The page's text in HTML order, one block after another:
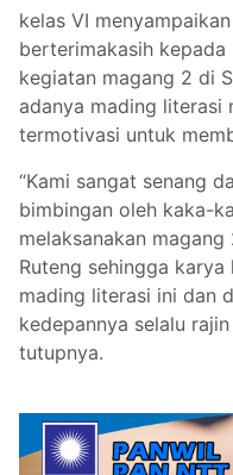
kelas VI
berterimakasih kepada
kegiatan magang 2 di
adanya mading literasi
termotivasi untuk
“Kami sangat senang
bimbingan oleh kaka-
melaksanakan
Ruteng sehingga
mading literasi ini dan
kedepannya selalu
tutupnya.